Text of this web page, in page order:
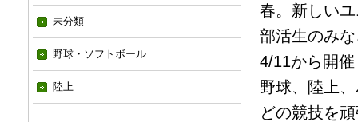
未分類
野球・ソフトボール
陸上
春。新しい
部活生のみ
4/11から開
野球、陸上
どの競技を